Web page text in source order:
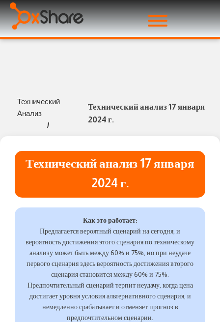
Технический
Анализ
/
Технический анализ 17 января
2024 г.
Технический анализ 17 января
2024 г.
Как это работает:
Предлагается вероятный сценарий на сегодня, и
вероятность достижения этого сценария по техническому
анализу может быть между 60% и 75%, но при неудаче
первого сценария здесь вероятность достижения второго
сценария становится между 60% и 75%.
Предпочтительный сценарий терпит неудачу, когда цена
достигает уровня условия альтернативного сценария, и
немедленно срабатывает и отменяет прогноз в
предпочтительном сценарии.